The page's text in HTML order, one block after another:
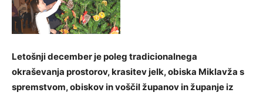
Letošnji december je poleg tradicionalnega
okraševanja prostorov, krasitev jelk, obiska Miklavža s
spremstvom, obiskov in voščil županov in županje iz